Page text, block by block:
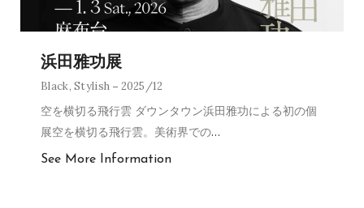
浜田雅功展
Black,Stylish 2025/12
空を横切る飛行雲 ダウンタウン浜田雅功による初の個
展空を横切る飛行雲。美術界での…
See More Information